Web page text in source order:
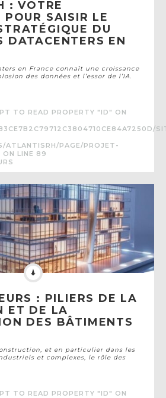
: VOTRE
POUR SAISIR LE
DU
DATACENTERS EN
en France connaît une croissance
des données et l’essor de l’IA.
TO READ PROPERTY "ID" ON
ATLANTISRH/PAGE/PROJET-
ON LINE 89
: PILIERS DE LA
ET DE LA
DES BÂTIMENTS
et en particulier dans les
et complexes, le rôle des
TO READ PROPERTY "ID" ON